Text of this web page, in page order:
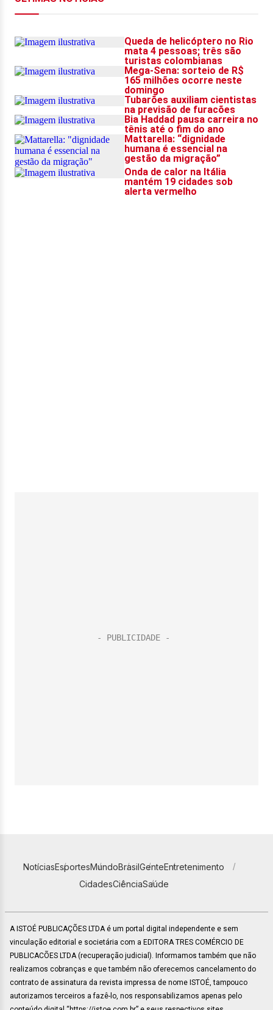
NotíciasEsportesMundoBrasilGenteEntretenimento
CidadesCiênciaSaúde
A ISTOÉ PUBLICAÇÕES LTDA é um portal digital independente e sem
vinculação editorial e societária com a EDITORA TRES COMÉRCIO DE
PUBLICACÕES LTDA (recuperação judicial). Informamos também que não
realizamos cobranças e que também não oferecemos cancelamento do
contrato de assinatura da revista impressa de nome ISTOÉ, tampouco
autorizamos terceiros a fazê-lo, nos responsabilizamos apenas pelo